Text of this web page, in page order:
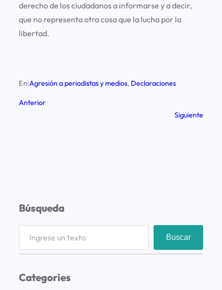
derecho de los ciudadanos a informarse y a decir,
que no representa otra cosa que la lucha por la
libertad.
En:Agresión a periodistas y medios, Declaraciones
Anterior
Siguiente
Búsqueda
r
Buscar
Categories